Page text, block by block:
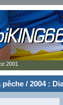
pêche / 2004 :
2001